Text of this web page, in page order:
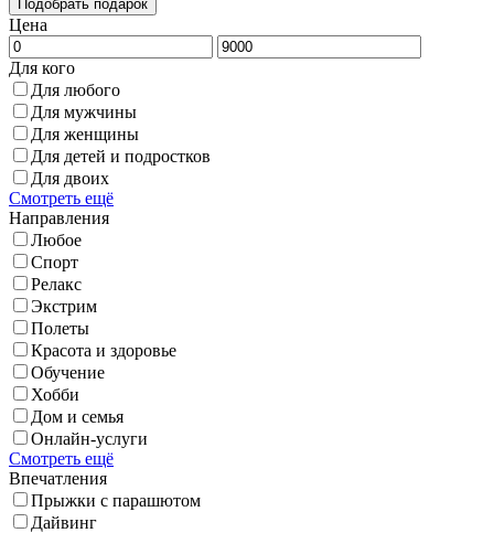
Цена
Для кого
Для любого
Для мужчины
Для женщины
Для детей и подростков
Для двоих
Смотреть ещё
Направления
Любое
Спорт
Релакс
Экстрим
Полеты
Красота и здоровье
Обучение
Хобби
Дом и семья
Онлайн-услуги
Смотреть ещё
Впечатления
Прыжки с парашютом
Дайвинг